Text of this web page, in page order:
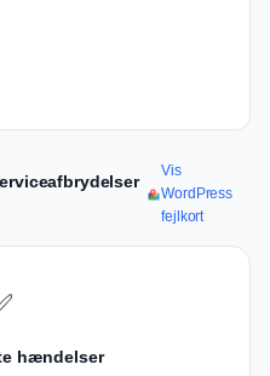
Vis
WordPress
fejlkort
hændelser